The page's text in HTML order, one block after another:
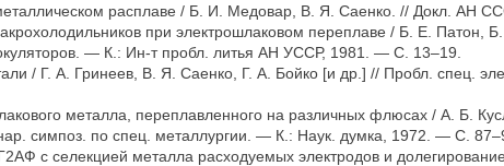
расплаве / Б. И. Медовар, В. Я. Саенко. // Докл. АН
при электрошлаковом переплаве / Б. Е. Патон,
— К.: Ин-т пробл. литья АН УССР, 1981. — С. 13–19.
/ Г. А. Гринеев, В. Я. Саенко, Г. А. Бойко [и др.] // Пробл. спец.
металла, переплавленного на различных флюсах / А. Б.
симпоз. по спец. металлургии. — К.: Наук. думка, 1972. — С.
с селекцией металла расходуемых электродов и